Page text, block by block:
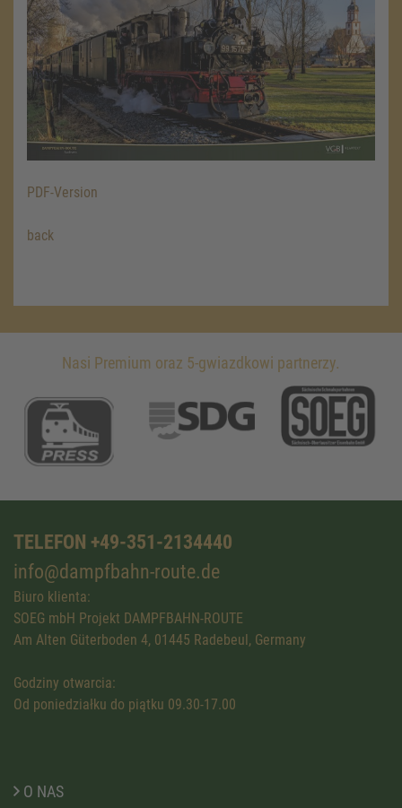
PDF-Version
back
Nasi Premium oraz 5-gwiazdkowi partnerzy.
TELEFON +49-351-2134440
info@dampfbahn-route.de
Biuro klienta:
SOEG mbH Projekt DAMPFBAHN-ROUTE
Am Alten Güterboden 4, 01445 Radebeul, Germany
Godziny otwarcia:
Od poniedziałku do piątku 09.30-17.00
O NAS